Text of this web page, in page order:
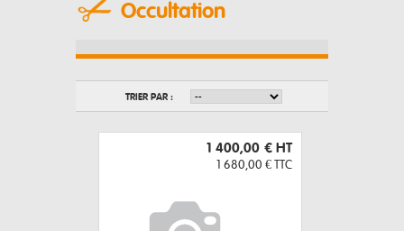
Occultation
TRIER PAR :
1 400,00 € HT
1 680,00 € TTC